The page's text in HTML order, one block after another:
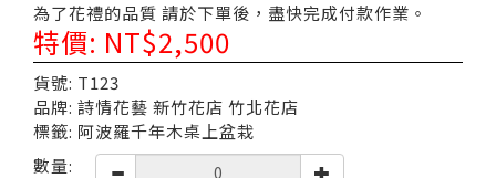
為了花禮的品質 請於下單後，盡快完成付款作業。
特價: NT$2,500
貨號: T123
品牌: 詩情花藝 新竹花店 竹北花店
標籤: 阿波羅千年木桌上盆栽
數量: